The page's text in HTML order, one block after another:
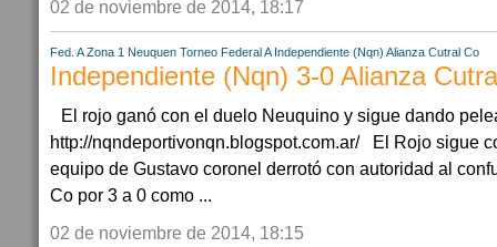
02 de noviembre de 2014, 18:17
Fed. A Zona 1 Neuquen Torneo Federal A Independiente (Nqn) Alianza Cutral Co
Independiente (Nqn) 3-0 Alianza
El rojo ganó con el duelo Neuquino y sigue dando
http://nqndeportivonqn.blogspot.com.ar/ El Rojo sigue
equipo de Gustavo coronel derrotó con autoridad al
Co por 3 a 0 como ...
02 de noviembre de 2014, 18:15